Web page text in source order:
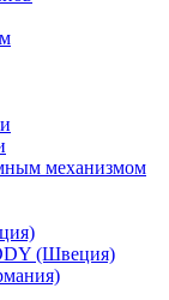
механизмом
(Швеция)